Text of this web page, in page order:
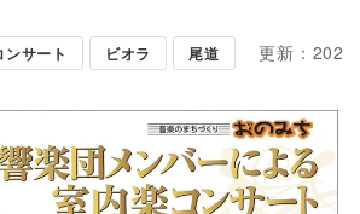
ンサート ビオラ 尾道
更新：202